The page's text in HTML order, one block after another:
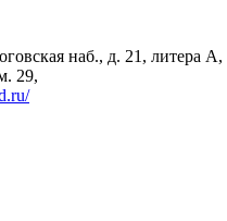
наб., д. 21, литера А,
29,